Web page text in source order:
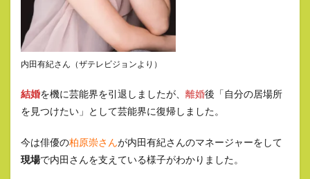
内田有紀さん（ザテレビジョンより）
結婚を機に芸能界を引退しましたが、 離婚後「自分の居場所
を見つけたい」として芸能界に復帰しました。
今は俳優の柏原崇さんが内田有紀さんのマネージャーをして
現場で内田さんを支えている様子がわかりました。